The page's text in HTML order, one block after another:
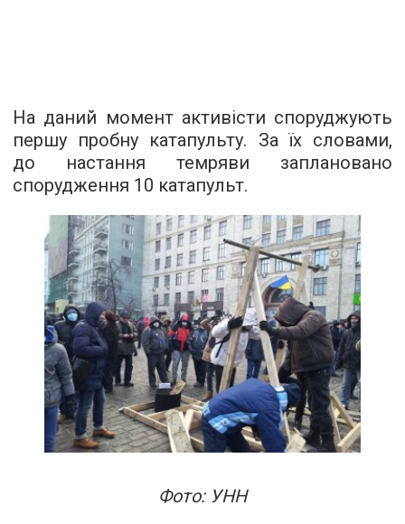
На даний момент активісти споруджують
першу пробну катапульту. За їх словами,
до настання темряви заплановано
спорудження 10 катапульт.
Фото: УНН